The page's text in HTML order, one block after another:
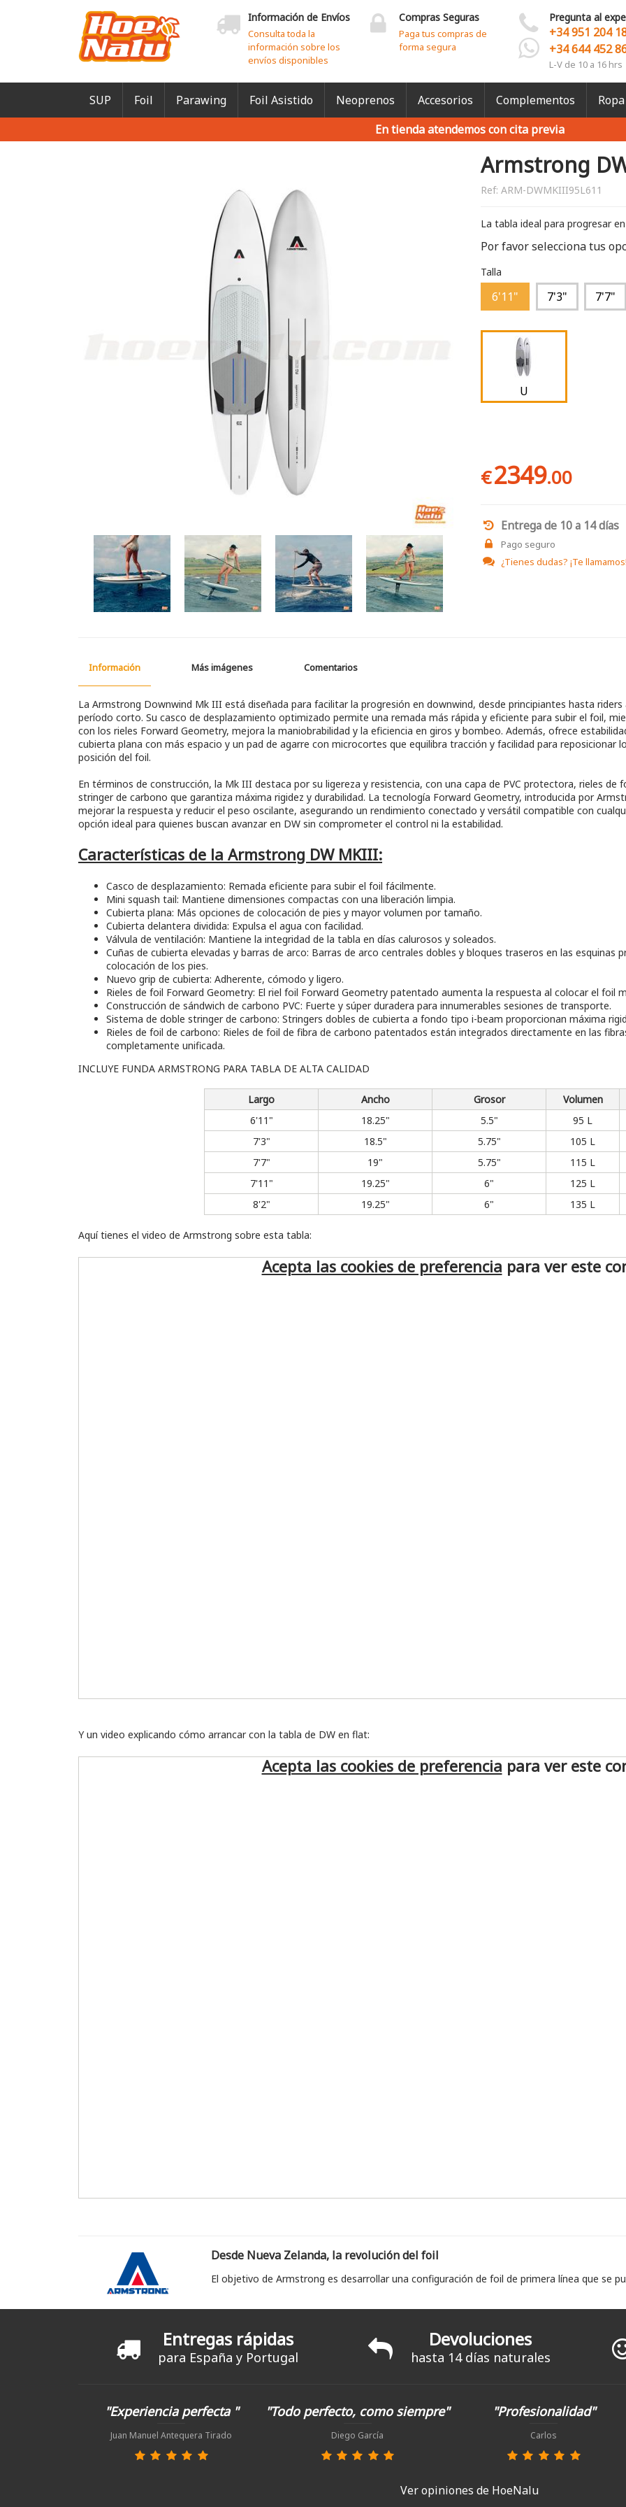
Información de Envíos
Consulta toda la
información sobre los
envíos disponibles
Compras Seguras
Paga tus compras de
forma segura
Pregunta al
+34 951 204
+34 644 452
L-V de 10 a 16 hrs
SUP Foil Parawing Foil Asistido Neoprenos Accesorios Complementos Ropa
En tienda atendemos con cita previa
Armstrong
Ref: ARM-DWMKIII95L611
La tabla ideal para progresar
Por favor selecciona tus
Talla
6'11" 7'3" 7'7"
U
€2349.00
Entrega de 10 a 14 días
Pago seguro
¿Tienes dudas? ¡Te llamamos!
Información Más imágenes Comentarios
La Armstrong Downwind Mk III está diseñada para facilitar la progresión en downwind, desde principiantes hasta
período corto. Su casco de desplazamiento optimizado permite una remada más rápida y eficiente para subir el foil,
con los rieles Forward Geometry, mejora la maniobrabilidad y la eficiencia en giros y bombeo. Además, ofrece
cubierta plana con más espacio y un pad de agarre con microcortes que equilibra tracción y facilidad para reposicionar
posición del foil.
En términos de construcción, la Mk III destaca por su ligereza y resistencia, con una capa de PVC protectora, rieles de
stringer de carbono que garantiza máxima rigidez y durabilidad. La tecnología Forward Geometry, introducida por
mejorar la respuesta y reducir el peso oscilante, asegurando un rendimiento conectado y versátil compatible con
opción ideal para quienes buscan avanzar en DW sin comprometer el control ni la estabilidad.
Características de la Armstrong DW MKIII:
Casco de desplazamiento: Remada eficiente para subir el foil fácilmente.
Mini squash tail: Mantiene dimensiones compactas con una liberación limpia.
Cubierta plana: Más opciones de colocación de pies y mayor volumen por tamaño.
Cubierta delantera dividida: Expulsa el agua con facilidad.
Válvula de ventilación: Mantiene la integridad de la tabla en días calurosos y soleados.
Cuñas de cubierta elevadas y barras de arco: Barras de arco centrales dobles y bloques traseros en las esquinas
colocación de los pies.
Nuevo grip de cubierta: Adherente, cómodo y ligero.
Rieles de foil Forward Geometry: El riel foil Forward Geometry patentado aumenta la respuesta al colocar el foil
Construcción de sándwich de carbono PVC: Fuerte y súper duradera para innumerables sesiones de transporte.
Sistema de doble stringer de carbono: Stringers dobles de cubierta a fondo tipo i-beam proporcionan máxima
Rieles de foil de carbono: Rieles de foil de fibra de carbono patentados están integrados directamente en las
completamente unificada.
INCLUYE FUNDA ARMSTRONG PARA TABLA DE ALTA CALIDAD
Largo Ancho Grosor Volumen
6'11"
18.25" 5.5" 95 L
7'3"
18.5" 5.75" 105 L
7'7"
19" 5.75" 115 L
7'11"
19.25" 6" 125 L
8'2"
19.25" 6" 135 L
Aquí tienes el video de Armstrong sobre esta tabla:
Acepta las cookies de preferencia para ver este
Y un video explicando cómo arrancar con la tabla de DW en flat:
Acepta las cookies de preferencia para ver este
Desde Nueva Zelanda, la revolución del foil
El objetivo de Armstrong es desarrollar una configuración de foil de primera línea que se
Entregas rápidas
para España y Portugal
Devoluciones
hasta 14 días naturales
"Experiencia perfecta "
Juan Manuel Antequera Tirado
"Todo perfecto, como siempre"
Diego García
"Profesionalidad"
Carlos
Ver opiniones de HoeNalu